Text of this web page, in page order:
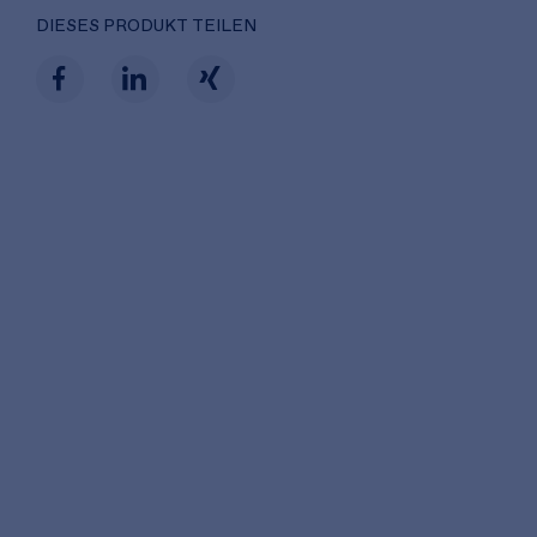
DIESES PRODUKT TEILEN